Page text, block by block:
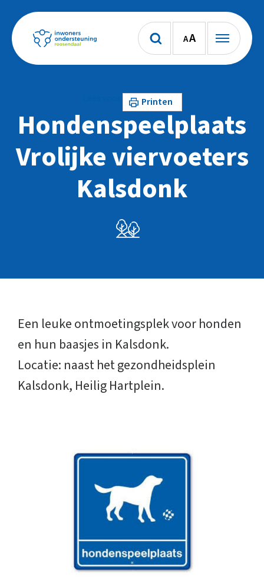
AA
Printen
Hondenspeelplaats
Vrolijke viervoeters
Kalsdonk
Een leuke ontmoetingsplek voor honden
en hun baasjes in Kalsdonk.
Locatie: naast het gezondheidsplein
Kalsdonk, Heilig Hartplein.